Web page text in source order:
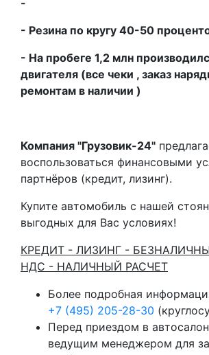
-
- Резина по кругу 40-50
- На пробеге 1,2 млн
двигателя (все чеки , заказ
ремонтам в наличии )
Компания "Грузовик-24"
воспользоваться финансовыми
партнёров (кредит, лизинг).
Купите автомобиль с нашей
выгодных для Вас условиях!
КРЕДИТ - ЛИЗИНГ -
НДС - НАЛИЧНЫЙ РАСЧЕТ
Более подробная
+7 (495) 205-28-30
Перед приездом в
ведущим менеджером для